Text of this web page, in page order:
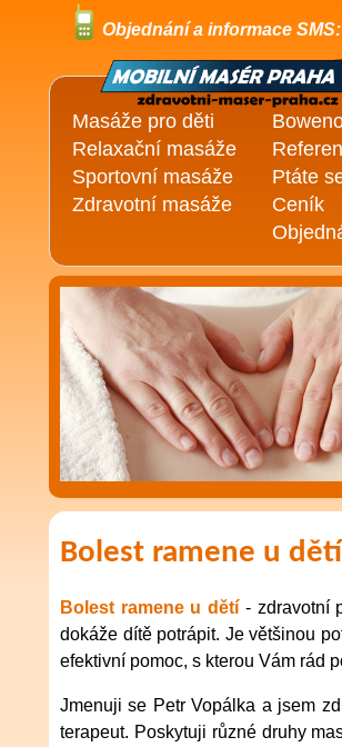
Masáže pro děti
Relaxační masáže
Sportovní masáže
Zdravotní masáže
Ptáte
Ceník
Objednání a informace
Bolest ramene u dětí
Bolest ramene u dětí - zdravotní
dokáže dítě potrápit. Je většinou
efektivní pomoc, s kterou Vám rád
Jmenuji se Petr Vopálka a jsem
terapeut. Poskytuji různé druhy